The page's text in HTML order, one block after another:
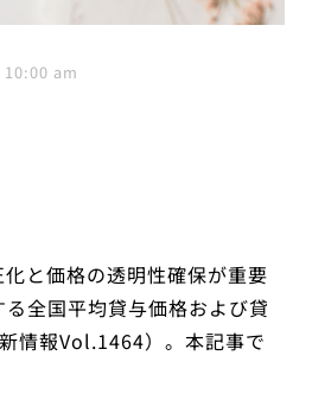
10:00 am
と価格の透明性確保が重要
全国平均貸与価格および貸
情報Vol.1464）。本記事で